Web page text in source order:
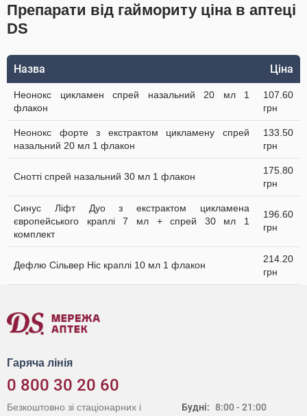
Препарати від гаймориту ціна в аптеці
DS
Назва Ціна
Неонокс цикламен спрей назальний 20 мл 1
флакон
107.60
грн
Неонокс форте з екстрактом цикламену спрей
назальний 20 мл 1 флакон
133.50
грн
Снотті спрей назальний 30 мл 1 флакон
175.80
грн
Синус Ліфт Дуо з екстрактом цикламена
європейського краплі 7 мл + спрей 30 мл 1
комплект
196.60
грн
Дефлю Сільвер Ніс краплі 10 мл 1 флакон
214.20
грн
Гаряча лінія
0 800 30 20 60
Будні: 8:00 - 21:00
Безкоштовно зі стаціонарних і